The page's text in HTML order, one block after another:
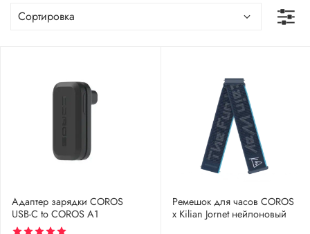
Адаптер зарядки COROS
USB-C to COROS A1
Ремешок для часов COROS
x Kilian Jornet нейлоновый